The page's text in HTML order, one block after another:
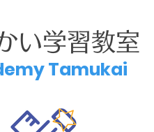
い学習教室
Tamukai